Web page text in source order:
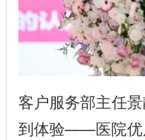
客户服务部主任
到体验——医院优